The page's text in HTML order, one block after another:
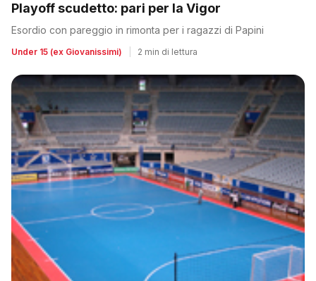
Playoff scudetto: pari per la Vigor
Esordio con pareggio in rimonta per i ragazzi di Papini
Under 15 (ex Giovanissimi) 2 min di lettura